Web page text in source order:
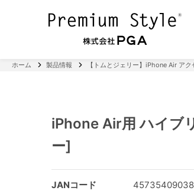
ホーム 製品情報 【トムとジェリー】iPhone Air アク
iPhone Air用 ハイブ
ー]
JANコード